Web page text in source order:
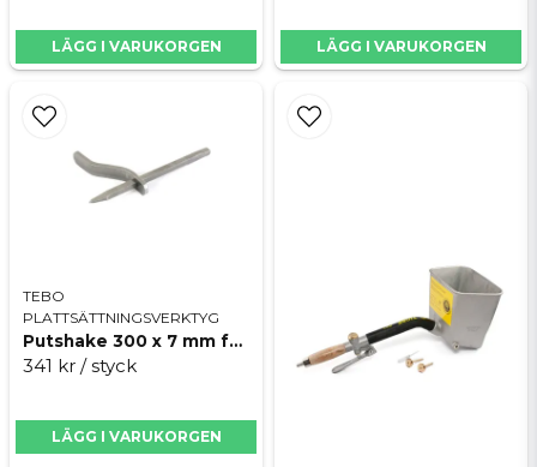
LÄGG I VARUKORGEN LÄGG I VARUKORGEN
TEBO
PLATTSÄTTNINGSVERKTYG
Putshake 300 x 7 mm fyrkantig 4-p
341 kr / styck
LÄGG I VARUKORGEN